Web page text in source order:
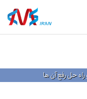
حل رفع آن‌ ها